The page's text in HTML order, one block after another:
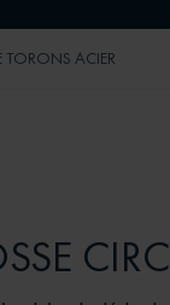
TORONS ACIER